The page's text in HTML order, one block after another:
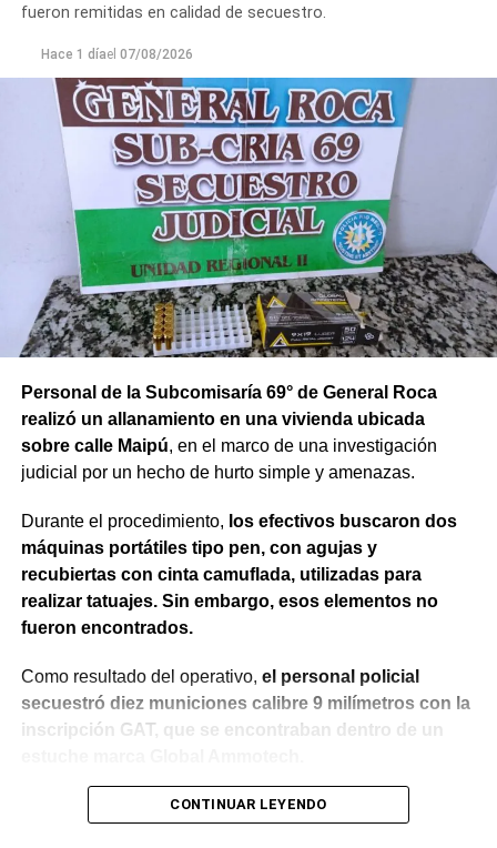
fueron remitidas en calidad de secuestro.
Hace 1 díael 07/08/2026
Personal de la Subcomisaría 69° de General Roca
realizó un allanamiento en una vivienda ubicada
sobre calle Maipú, en el marco de una investigación
judicial por un hecho de hurto simple y amenazas.
Durante el procedimiento, los efectivos buscaron dos
máquinas portátiles tipo pen, con agujas y
recubiertas con cinta camuflada, utilizadas para
realizar tatuajes. Sin embargo, esos elementos no
fueron encontrados.
Como resultado del operativo, el personal policial
secuestró diez municiones calibre 9 milímetros con la
inscripción GAT, que se encontraban dentro de un
Tras el hallazgo, se dio intervención a la Fiscalía N° 6,
CONTINUAR LEYENDO